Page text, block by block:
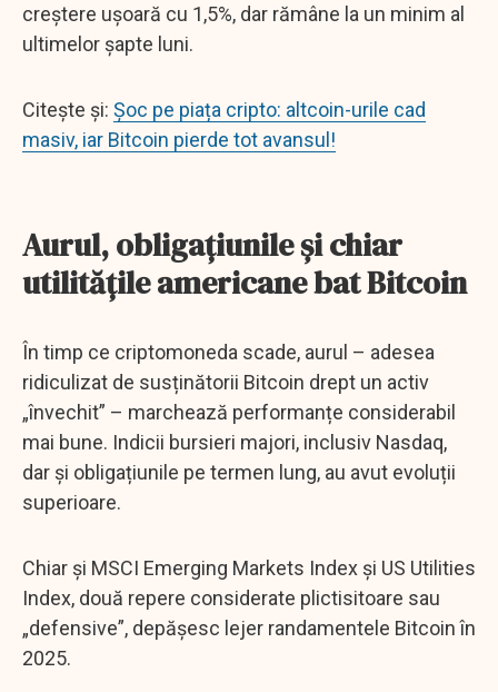
creștere ușoară cu 1,5%, dar rămâne la un minim al
ultimelor șapte luni.
Citește și: Șoc pe piața cripto: altcoin-urile cad
masiv, iar Bitcoin pierde tot avansul!
Aurul, obligațiunile și chiar
utilitățile americane bat Bitcoin
În timp ce criptomoneda scade, aurul – adesea
ridiculizat de susținătorii Bitcoin drept un activ
„învechit” – marchează performanțe considerabil
mai bune. Indicii bursieri majori, inclusiv Nasdaq,
dar și obligațiunile pe termen lung, au avut evoluții
superioare.
Chiar și MSCI Emerging Markets Index și US Utilities
Index, două repere considerate plictisitoare sau
„defensive”, depășesc lejer randamentele Bitcoin în
2025.